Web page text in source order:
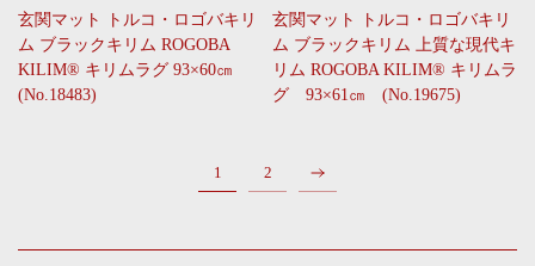
玄関マット トルコ・ロゴバキリ
ム ブラックキリム ROGOBA
KILIM® キリムラグ 93×60㎝
(No.18483)
玄関マット トルコ・ロゴバキリ
ム ブラックキリム 上質な現代キ
リム ROGOBA KILIM® キリムラ
グ 93×61㎝ (No.19675)
1 2